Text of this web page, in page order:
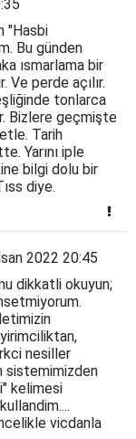
"Hasbi
Bu günden
ısmarlama bir
Ve perde açılır.
tonlarca
Bizlere geçmişte
Tarih
Yarını iple
bilgi dolu bir
diye.
2022 20:45
dikkatli okuyun;
nesiller
sistemimizden
kelimesi
vicdanla